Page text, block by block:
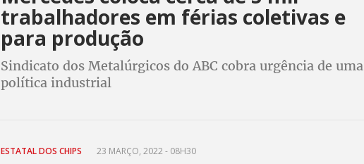
trabalhadores em férias coletivas e
para produção
Sindicato dos Metalúrgicos do ABC cobra urgência de uma
política industrial
ESTATAL DOS CHIPS 23 MARÇO, 2022 - 08H30